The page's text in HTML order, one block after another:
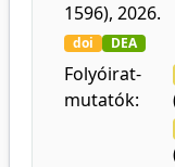
1596), 2026.
doi DEA
Folyóirat-
mutatók: